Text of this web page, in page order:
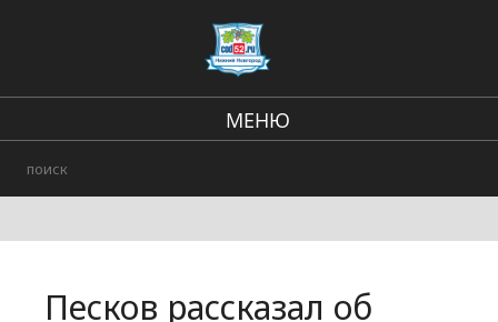
МЕНЮ
Городские события
Песков рассказал об